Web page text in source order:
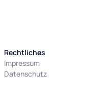
Rechtliches
Impressum
Datenschutz